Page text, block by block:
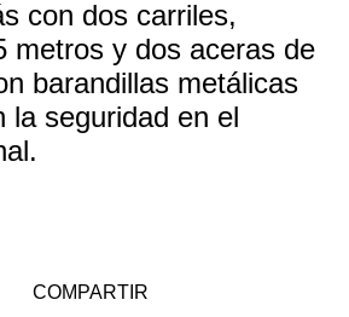
con dos carriles,
metros y dos aceras de
barandillas metálicas
la seguridad en el
COMPARTIR